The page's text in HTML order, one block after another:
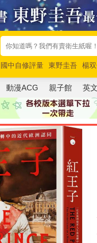
國中自修評量 東野圭吾 楊
唯紅花綻放
奧德賽 路邊攤
動漫ACG 親子館 英